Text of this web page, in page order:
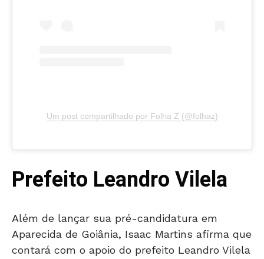
Um post compartilhado por Folha Z (@folhaz)
Prefeito Leandro Vilela
Além de lançar sua pré-candidatura em
Aparecida de Goiânia, Isaac Martins afirma que
contará com o apoio do prefeito Leandro Vilela